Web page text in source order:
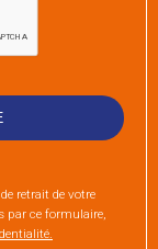
retrait de votre
par ce formulaire,